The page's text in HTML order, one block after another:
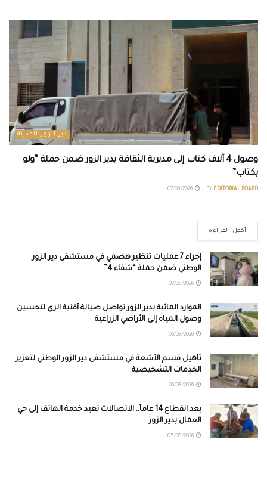
دير الزور المدينة
وصول 4 آلاف كتاب إلى مديرية الثقافة بدير الزور ضمن حملة “ولو
بكتاب”
BY EDITORIAL BOARD
...
أكمل القراءة
إجراء 7 عمليات تنظير هضمي في مستشفى دير الزور
الوطني ضمن حملة “شفاء 4”
الموارد المائية بدير الزور تواصل صيانة أقنية الري لتحسين
وصول المياه إلى الأراضي الزراعية
تأهيل قسم الأشعة في مستشفى دير الزور الوطني لتعزيز
الخدمات التشخيصية
بعد انقطاع 14 عاماً.. الاتصالات تعيد خدمة الهاتف إلى حي
العمال بدير الزور